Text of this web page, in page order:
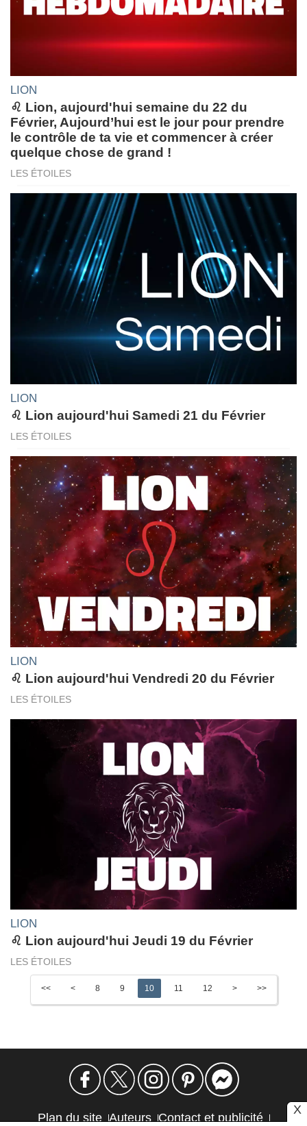
LION
♌ Lion, aujourd'hui semaine du 22 du
Février, Aujourd’hui est le jour pour prendre
le contrôle de ta vie et commencer à créer
quelque chose de grand !
LES ÉTOILES
LION
♌ Lion aujourd'hui Samedi 21 du Février
LES ÉTOILES
LION
♌ Lion aujourd'hui Vendredi 20 du Février
LES ÉTOILES
LION
♌ Lion aujourd'hui Jeudi 19 du Février
LES ÉTOILES
X
<< < 8 9 10 11 12 > >>
Plan du site Auteurs Contact et publicité